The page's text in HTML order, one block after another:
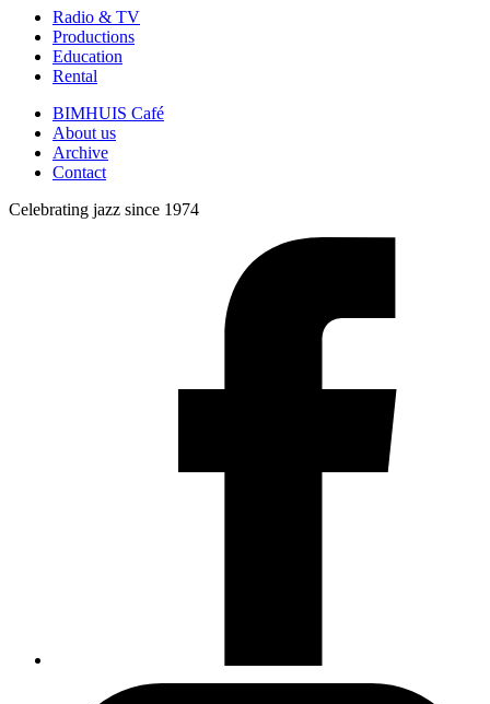
Radio & TV
Productions
Education
Rental
BIMHUIS Café
About us
Archive
Contact
Celebrating jazz since 1974